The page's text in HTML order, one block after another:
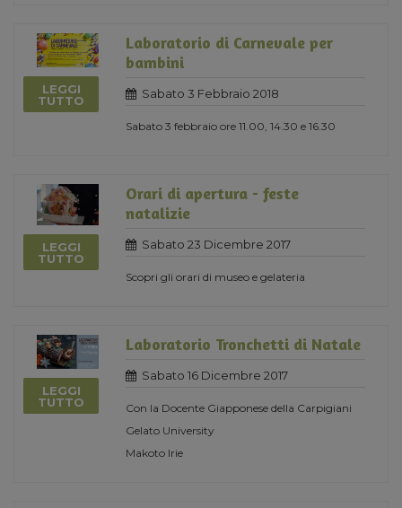
LEGGI
TUTTO
Laboratorio di Carnevale per
bambini
Sabato 3 Febbraio 2018
Sabato 3 febbraio ore 11.00, 14.30 e 16.30
LEGGI
TUTTO
Orari di apertura - feste
natalizie
Sabato 23 Dicembre 2017
Scopri gli orari di museo e gelateria
LEGGI
TUTTO
Laboratorio Tronchetti di Natale
Sabato 16 Dicembre 2017
Con la Docente Giapponese della Carpigiani
Gelato University
Makoto Irie